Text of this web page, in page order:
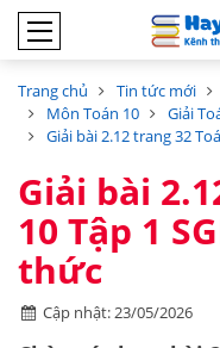
Trang chủ Tin tức mới
Môn Toán 10
Giải
Giải bài 2.12 trang 32
Giải bài
10 Tập 1
thức
Cập nhật: 23/05/2026